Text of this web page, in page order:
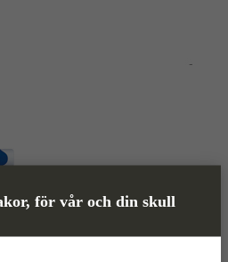
för vår och din skull